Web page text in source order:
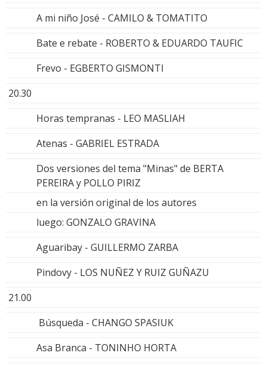
A mi niño José - CAMILO & TOMATITO
Bate e rebate - ROBERTO & EDUARDO TAUFIC
Frevo - EGBERTO GISMONTI
20.30
Horas tempranas - LEO MASLIAH
Atenas - GABRIEL ESTRADA
Dos versiones del tema "Minas" de BERTA
PEREIRA y POLLO PIRIZ
en la versión original de los autores
luego: GONZALO GRAVINA
Aguaribay - GUILLERMO ZARBA
Pindovy - LOS NUÑEZ Y RUIZ GUÑAZU
21.00
Búsqueda - CHANGO SPASIUK
Asa Branca - TONINHO HORTA